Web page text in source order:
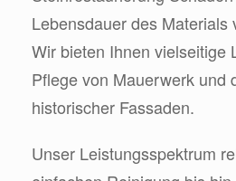
Lebensdauer des Materials
Wir bieten Ihnen vielseitige
Pflege von Mauerwerk und
historischer Fassaden.
Unser Leistungsspektrum